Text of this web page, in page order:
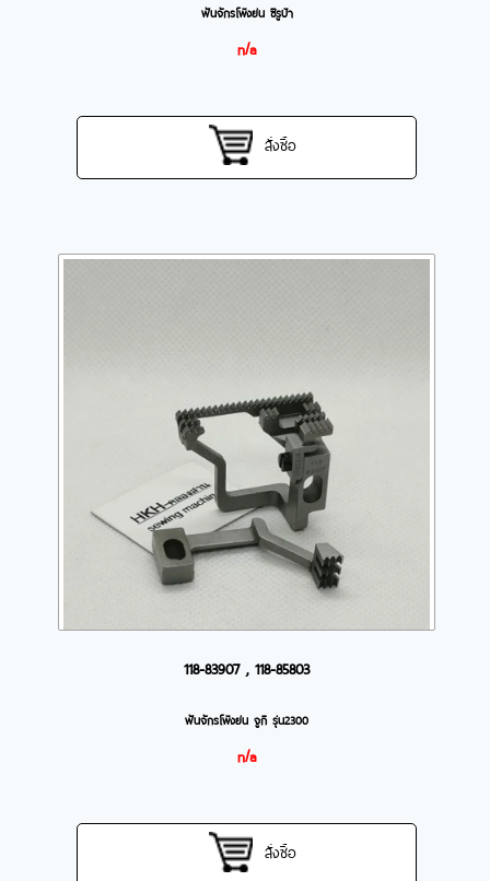
ฟันจักรโพ้งย่น ซิรูบ้า
n/a
สั่งซื้อ
118-83907 , 118-85803
ฟันจักรโพ้งย่น จูกิ รุ่น2300
n/a
สั่งซื้อ